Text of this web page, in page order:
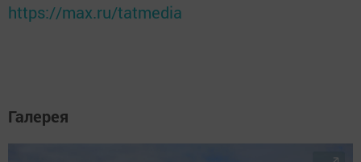
https://max.ru/tatmedia
Галерея